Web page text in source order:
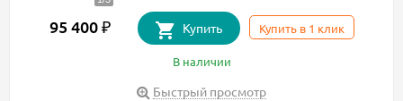
95 400 ₽ Купить Купить в 1 клик
В наличии
Быстрый просмотр